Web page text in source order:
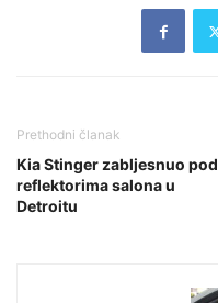
Prethodni članak
Kia Stinger zabljesnuo pod
reflektorima salona u
Detroitu